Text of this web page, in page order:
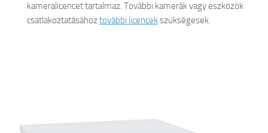
kameralicencet tartalmaz. További kamerák vagy eszközök
csatlakoztatásáhoztovábbi licencekszükségesek.